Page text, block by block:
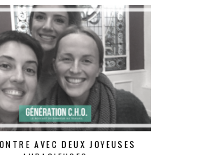
AVEC DEUX JOYEUSES